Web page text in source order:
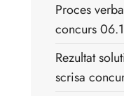
Proces
concurs
Rezultat
scrisa